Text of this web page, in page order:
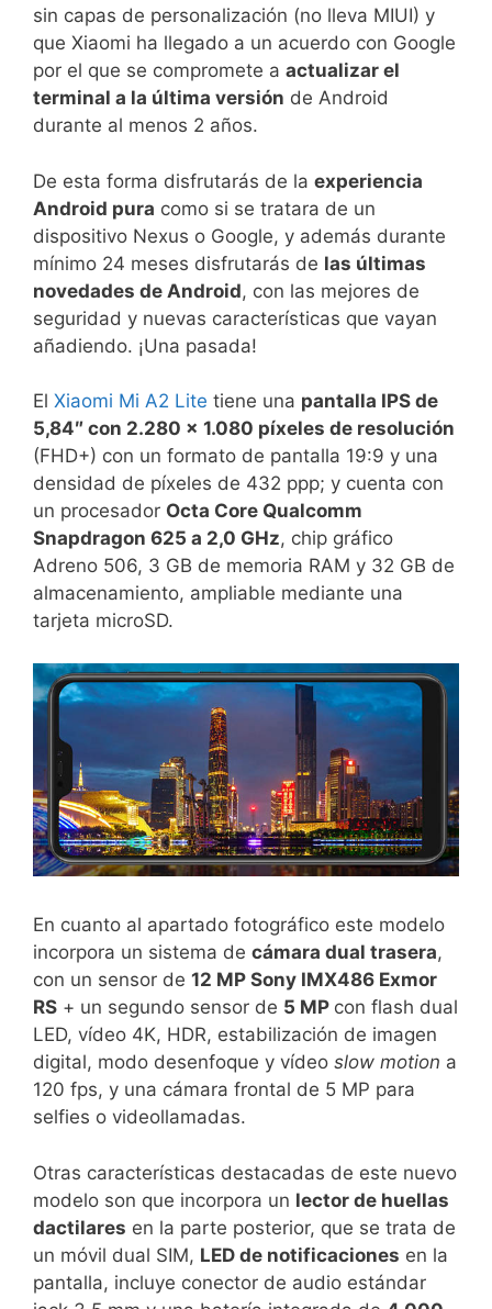
sin capas de personalización (no lleva MIUI) y
que Xiaomi ha llegado a un acuerdo con Google
por el que se compromete a actualizar el
terminal a la última versión de Android
durante al menos 2 años.
De esta forma disfrutarás de la experiencia
Android pura como si se tratara de un
dispositivo Nexus o Google, y además durante
mínimo 24 meses disfrutarás de las últimas
novedades de Android, con las mejores de
seguridad y nuevas características que vayan
añadiendo. ¡Una pasada!
El Xiaomi Mi A2 Lite tiene una pantalla IPS de
5,84″ con 2.280 x 1.080 píxeles de resolución
(FHD+) con un formato de pantalla 19:9 y una
densidad de píxeles de 432 ppp; y cuenta con
un procesador Octa Core Qualcomm
Snapdragon 625 a 2,0 GHz, chip gráfico
Adreno 506, 3 GB de memoria RAM y 32 GB de
almacenamiento, ampliable mediante una
tarjeta microSD.
En cuanto al apartado fotográfico este modelo
incorpora un sistema de cámara dual trasera,
con un sensor de 12 MP Sony IMX486 Exmor
RS + un segundo sensor de 5 MP con flash dual
LED, vídeo 4K, HDR, estabilización de imagen
digital, modo desenfoque y vídeo slow motion a
120 fps, y una cámara frontal de 5 MP para
selfies o videollamadas.
Otras características destacadas de este nuevo
modelo son que incorpora un lector de huellas
dactilares en la parte posterior, que se trata de
un móvil dual SIM, LED de notificaciones en la
pantalla, incluye conector de audio estándar